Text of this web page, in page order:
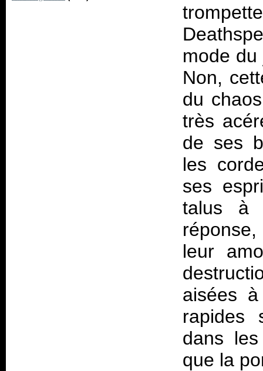
mode
Non,
du
très
de ses
les
ses
talus à
leur
aisées
rapides
dans
que la